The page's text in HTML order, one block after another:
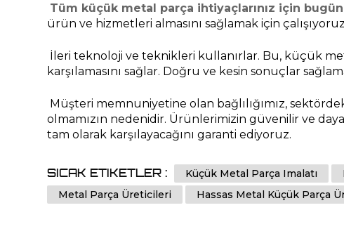
Tüm küçük metal parça ihtiyaçlarınız için bugün
ürün ve hizmetleri almasını sağlamak için
İleri teknoloji ve teknikleri kullanırlar. Bu, küçük
karşılamasını sağlar. Doğru ve kesin sonuçlar
Müşteri memnuniyetine olan bağlılığımız,
olmamızın nedenidir. Ürünlerimizin güvenilir ve
tam olarak karşılayacağını garanti ediyoruz.
SICAK ETIKETLER : Küçük Metal Parça Imalatı
Metal Parça Üreticileri
Hassas Metal Küçük Parça